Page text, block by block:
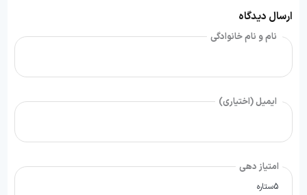
ارسال دیدگاه
نام و نام خانوادگی
ایمیل (اختیاری)
امتیاز دهی